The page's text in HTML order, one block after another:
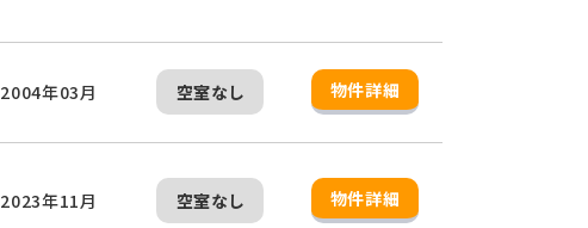
2004年03月 空室なし 物件詳細
2023年11月 空室なし 物件詳細